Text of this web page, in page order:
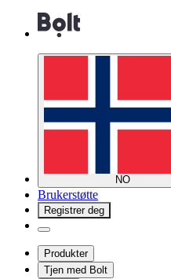
NO
Brukerstøtte
Registrer deg
Produkter
Tjen med Bolt